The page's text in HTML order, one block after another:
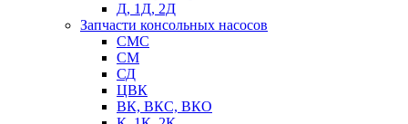
Д, 1Д, 2Д
Запчасти консольных насосов
СМС
СМ
СД
ЦВК
ВК, ВКС, ВКО